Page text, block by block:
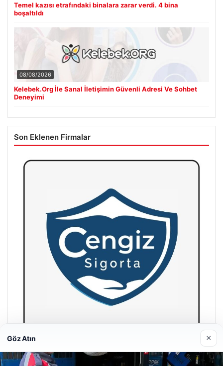
Temel kazısı etrafındaki binalara zarar verdi. 4 bina
boşaltıldı
08/08/2026
Kelebek.Org İle Sanal İletişimin Güvenli Adresi Ve Sohbet
Deneyimi
Son Eklenen Firmalar
Hastaş Beton
Göz Atın ×